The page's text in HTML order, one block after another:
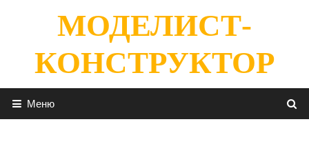
содержимомуМОДЕЛИСТ-
КОНСТРУКТОР
Меню